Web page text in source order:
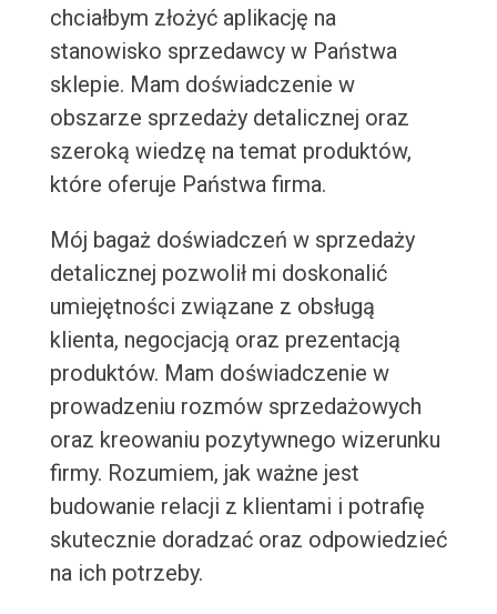
chciałbym złożyć aplikację na
stanowisko sprzedawcy w Państwa
sklepie. Mam doświadczenie w
obszarze sprzedaży detalicznej oraz
szeroką wiedzę na temat produktów,
które oferuje Państwa firma.
Mój bagaż doświadczeń w sprzedaży
detalicznej pozwolił mi doskonalić
umiejętności związane z obsługą
klienta, negocjacją oraz prezentacją
produktów. Mam doświadczenie w
prowadzeniu rozmów sprzedażowych
oraz kreowaniu pozytywnego wizerunku
firmy. Rozumiem, jak ważne jest
budowanie relacji z klientami i potrafię
skutecznie doradzać oraz odpowiedzieć
na ich potrzeby.